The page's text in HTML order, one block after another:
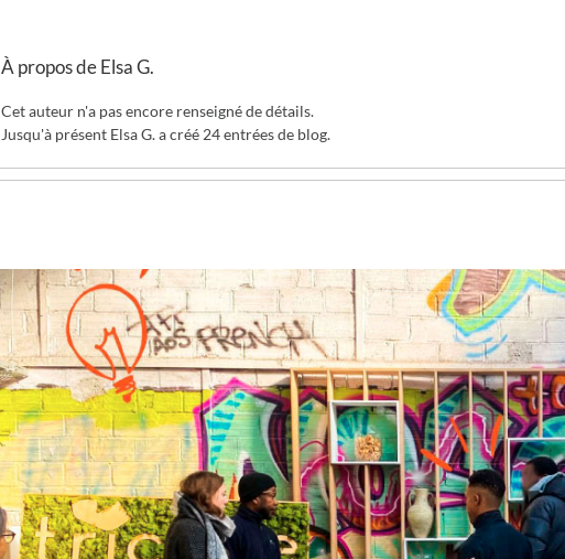
À propos deElsa G.
Cet auteur n'a pas encore renseigné de détails.
Jusqu'à présent Elsa G. a créé 24 entrées de blog.